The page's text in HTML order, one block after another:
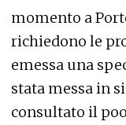
momento a
richiedono le
emessa una
stata messa in
consultato il